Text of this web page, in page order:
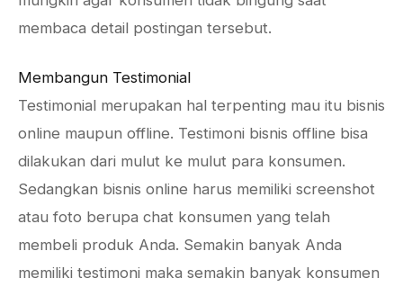
membaca detail postingan tersebut.
Membangun Testimonial
Testimonial merupakan hal terpenting mau itu bisnis
online maupun offline. Testimoni bisnis offline bisa
dilakukan dari mulut ke mulut para konsumen.
Sedangkan bisnis online harus memiliki screenshot
atau foto berupa chat konsumen yang telah
membeli produk Anda. Semakin banyak Anda
memiliki testimoni maka semakin banyak konsumen